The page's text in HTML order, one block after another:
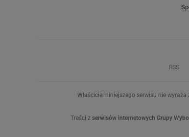
RSS
Właściciel niniejszego serwisu nie
Treści z serwisów internetowych Grupy